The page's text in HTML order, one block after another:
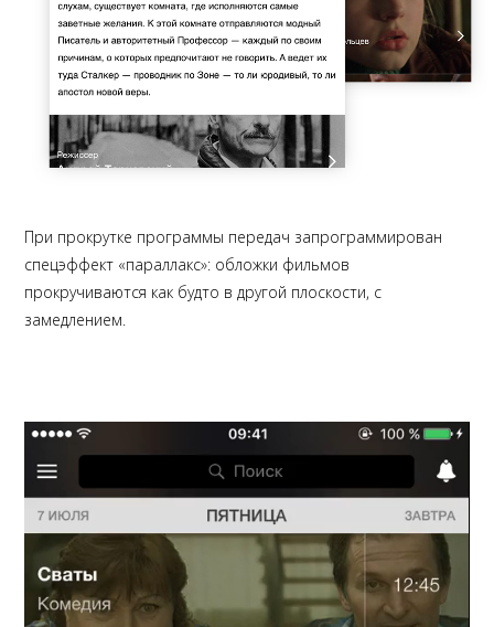
При прокрутке программы передач запрограммирован
спецэффект «параллакс»: обложки фильмов
прокручиваются как будто в другой плоскости, с
замедлением.